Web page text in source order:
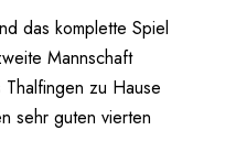
das komplette Spiel
Mannschaft
zu Hause
sehr guten vierten